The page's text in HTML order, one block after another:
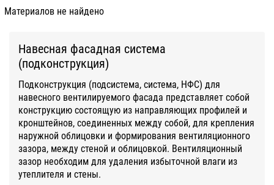
Материалов не найдено
Навесная фасадная система
(подконструкция)
Подконструкция (подсистема, система, НФС) для
навесного вентилируемого фасада представляет собой
конструкцию состоящую из направляющих профилей и
кронштейнов, соединенных между собой, для крепления
наружной облицовки и формирования вентиляционного
зазора, между стеной и облицовкой. Вентиляционный
зазор необходим для удаления избыточной влаги из
утеплителя и стены.